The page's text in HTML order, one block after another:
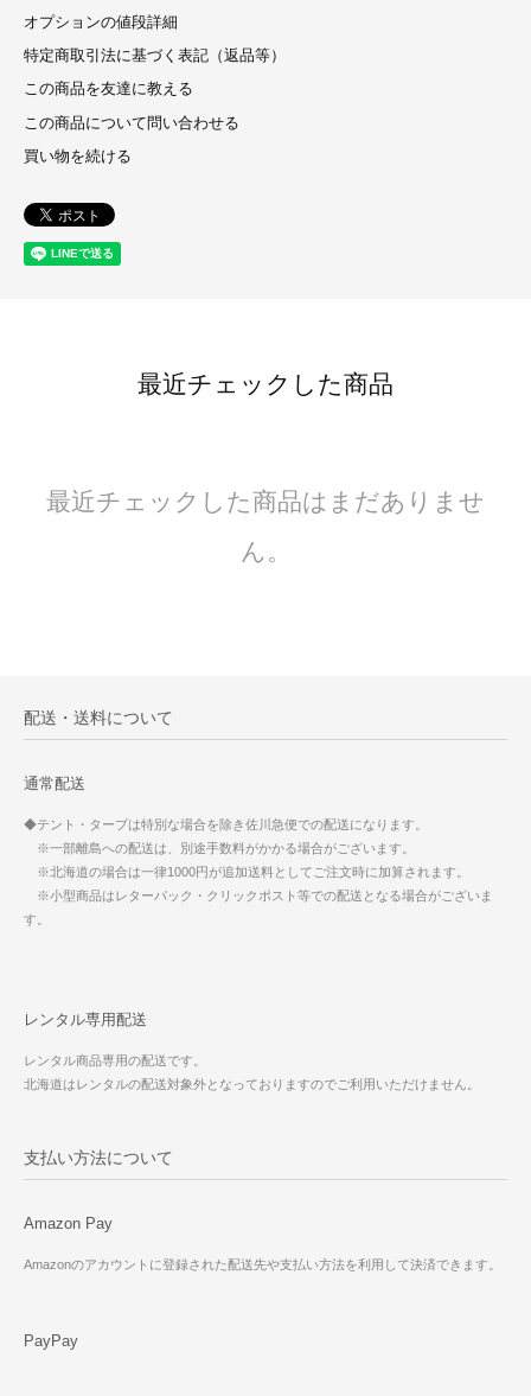
オプションの値段詳細
特定商取引法に基づく表記（返品等）
この商品を友達に教える
この商品について問い合わせる
買い物を続ける
最近チェックした商品
最近チェックした商品はまだありませ
ん。
配送・送料について
通常配送
◆テント・タープは特別な場合を除き佐川急便での配送になります。
※一部離島への配送は、別途手数料がかかる場合がございます。
※北海道の場合は一律1000円が追加送料としてご注文時に加算されます。
※小型商品はレターパック・クリックポスト等での配送となる場合がございま
す。
レンタル専用配送
レンタル商品専用の配送です。
北海道はレンタルの配送対象外となっておりますのでご利用いただけません。
支払い方法について
Amazon Pay
Amazonのアカウントに登録された配送先や支払い方法を利用して決済できます。
PayPay